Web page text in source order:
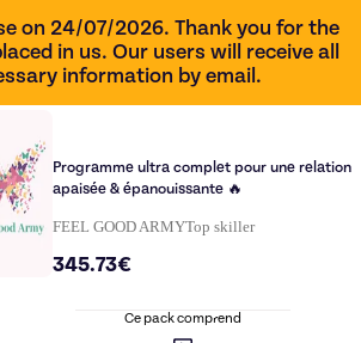
on 24/07/2026. Thank you for the
in us. Our users will receive all
information by email.
Programme ultra complet pour une relation
apaisée & épanouissante 🔥
FEEL GOOD ARMYTop skiller
345.73€
Ce pack comprend